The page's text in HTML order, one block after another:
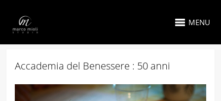
MENU
Accademia del Benessere : 50 anni